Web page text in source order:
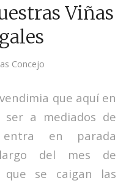
Viñas
Concejo
que aquí en
ser a mediados de
en parada
del mes de
que se caigan las